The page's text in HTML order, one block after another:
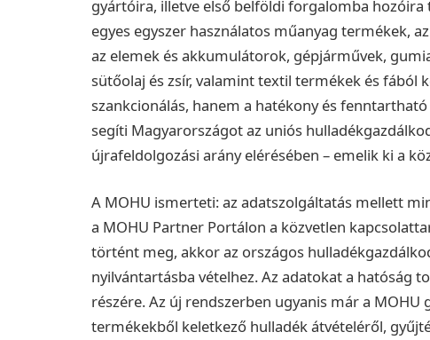
gyártóira, illetve első belföldi forgalomba
egyes egyszer használatos műanyag termékek,
az elemek és akkumulátorok, gépjárművek,
sütőolaj és zsír, valamint textil termékek és fából
szankcionálás, hanem a hatékony és
segíti Magyarországot az uniós
újrafeldolgozási arány elérésében – emelik ki a
A MOHU ismerteti: az adatszolgáltatás mellett
a MOHU Partner Portálon a közvetlen
történt meg, akkor az országos
nyilvántartásba vételhez. Az adatokat a hatóság
részére. Az új rendszerben ugyanis már a
termékekből keletkező hulladék átvételéről,